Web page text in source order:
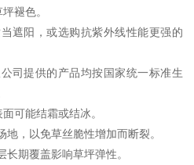
褪色。
遮阳，或选购抗紫外线性能更强的
司提供的产品均按国家统一标准生
可能结霜或结冰。
，以免草丝脆性增加而断裂。
期覆盖影响草坪弹性。